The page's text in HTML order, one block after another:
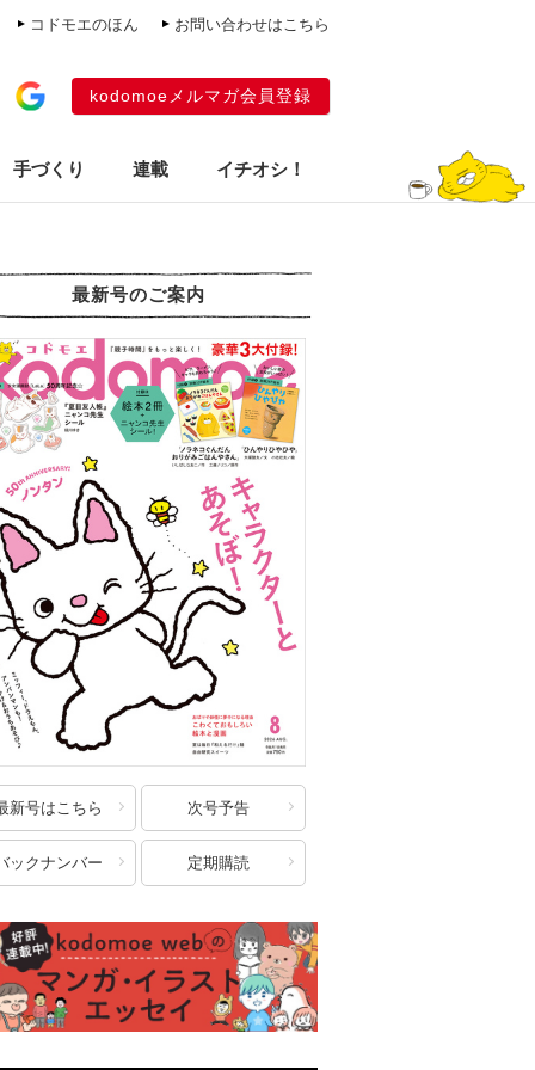
コドモエのほん お問い合わせはこちら
kodomoeメルマガ会員登録
手づくり 連載 イチオシ！
最新号のご案内
新号はこちら 次号予告
ックナンバー 定期購読